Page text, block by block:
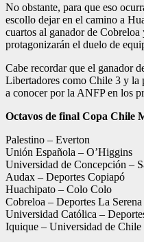
No obstante, para que eso
escollo dejar en el camino a
cuartos al ganador de
protagonizarán el duelo de
Cabe recordar que el ganador
Libertadores como Chile 3 y la
a conocer por la ANFP en los
Octavos de final Copa Chile
Palestino – Everton
Unión Española – O’Higgins
Universidad de Concepción –
Audax – Deportes Copiapó
Huachipato – Colo Colo
Cobreloa – Deportes La Serena
Universidad Católica –
Iquique – Universidad de Chile